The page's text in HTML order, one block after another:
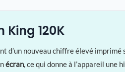
King 120K
d’un nouveau chiffre élevé imprimé
écran, ce qui donne à l’appareil une